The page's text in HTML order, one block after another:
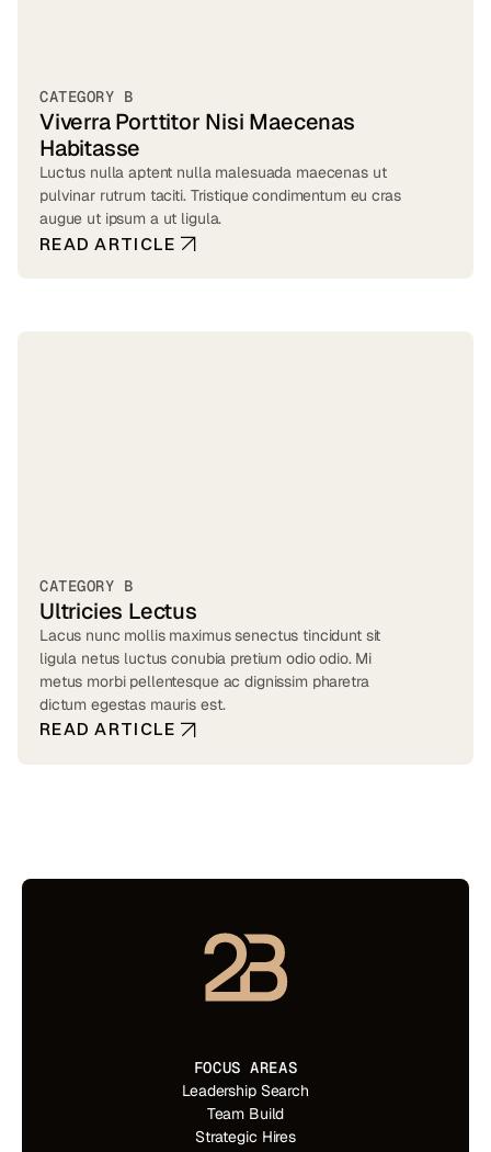
CATEGORY B
Viverra Porttitor Nisi Maecenas
Habitasse
Luctus nulla aptent nulla malesuada maecenas ut
pulvinar rutrum taciti. Tristique condimentum eu cras
augue ut ipsum a ut ligula.
READ ARTICLE
CATEGORY B
Ultricies Lectus
Lacus nunc mollis maximus senectus tincidunt sit
ligula netus luctus conubia pretium odio odio. Mi
metus morbi pellentesque ac dignissim pharetra
dictum egestas mauris est.
READ ARTICLE
FOCUS AREAS
Leadership Search
Team Build
Strategic Hires